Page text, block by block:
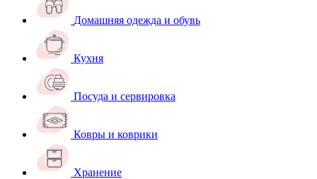
Домашняя одежда и обувь
Кухня
Посуда и сервировка
Ковры и коврики
Хранение